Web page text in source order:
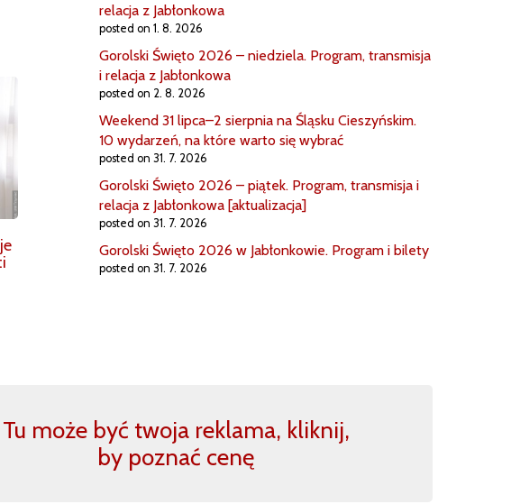
relacja z Jabłonkowa
posted on 1. 8. 2026
Gorolski Święto 2026 – niedziela. Program, transmisja
i relacja z Jabłonkowa
posted on 2. 8. 2026
Weekend 31 lipca–2 sierpnia na Śląsku Cieszyńskim.
10 wydarzeń, na które warto się wybrać
posted on 31. 7. 2026
Gorolski Święto 2026 – piątek. Program, transmisja i
relacja z Jabłonkowa [aktualizacja]
posted on 31. 7. 2026
Gorolski Święto 2026 w Jabłonkowie. Program i bilety
posted on 31. 7. 2026
Tu może być twoja reklama, kliknij,
by poznać cenę